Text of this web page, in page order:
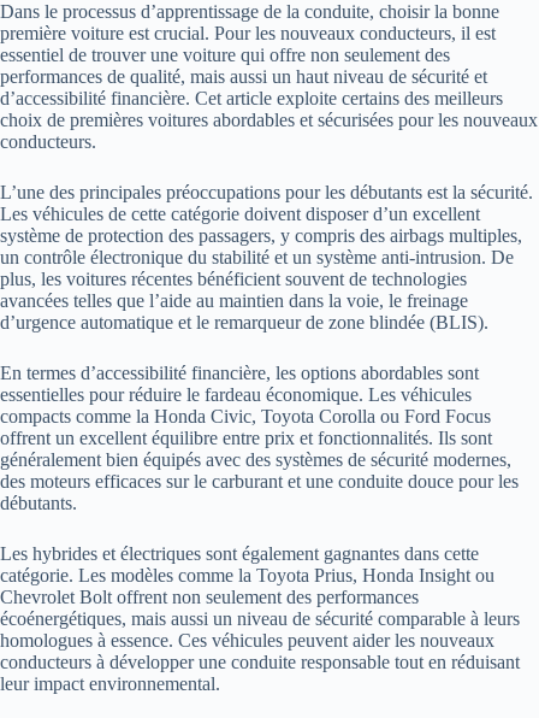
Dans le processus d’apprentissage de la conduite, choisir la bonne
première voiture est crucial. Pour les nouveaux conducteurs, il est
essentiel de trouver une voiture qui offre non seulement des
performances de qualité, mais aussi un haut niveau de sécurité et
d’accessibilité financière. Cet article exploite certains des meilleurs
choix de premières voitures abordables et sécurisées pour les nouveaux
conducteurs.
L’une des principales préoccupations pour les débutants est la sécurité.
Les véhicules de cette catégorie doivent disposer d’un excellent
système de protection des passagers, y compris des airbags multiples,
un contrôle électronique du stabilité et un système anti-intrusion. De
plus, les voitures récentes bénéficient souvent de technologies
avancées telles que l’aide au maintien dans la voie, le freinage
d’urgence automatique et le remarqueur de zone blindée (BLIS).
En termes d’accessibilité financière, les options abordables sont
essentielles pour réduire le fardeau économique. Les véhicules
compacts comme la Honda Civic, Toyota Corolla ou Ford Focus
offrent un excellent équilibre entre prix et fonctionnalités. Ils sont
généralement bien équipés avec des systèmes de sécurité modernes,
des moteurs efficaces sur le carburant et une conduite douce pour les
débutants.
Les hybrides et électriques sont également gagnantes dans cette
catégorie. Les modèles comme la Toyota Prius, Honda Insight ou
Chevrolet Bolt offrent non seulement des performances
écoénergétiques, mais aussi un niveau de sécurité comparable à leurs
homologues à essence. Ces véhicules peuvent aider les nouveaux
conducteurs à développer une conduite responsable tout en réduisant
leur impact environnemental.